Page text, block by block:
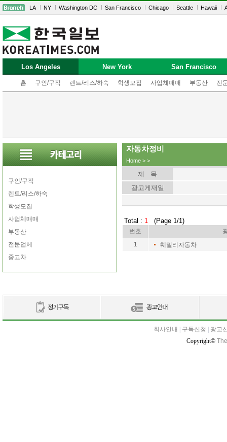
LA NY Washington DC San Francisco Chicago Seattle Hawaii
Los Angeles
홈 구인/구직 렌트/리스/하숙 학생모집 사업체매매 부동산 전
New York San Francisco
구인/구직
렌트/리스/하숙
학생모집
사업체매매
부동산
전문업체
중고차
자동차정비
Home > >
제 목
광고게재일
Total : 1 (Page 1/1)
번호
1
훼밀리자동차
회사안내 구독신청
광고
Copyright©